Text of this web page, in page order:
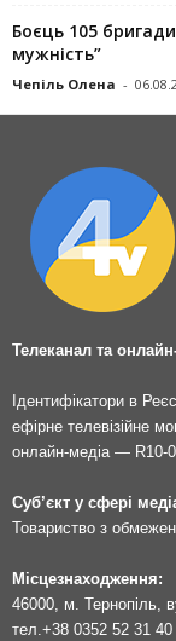
Боєць 105
мужність”
Чепіль Олена -
Телеканал та
Ідентифікатори в
ефірне телевізійне
онлайн-медіа — R10-
Суб’єкт у сфері
Товариство з
Місцезнаходження:
46000, м. Тернопіль,
тел.+38 0352 52 31 40